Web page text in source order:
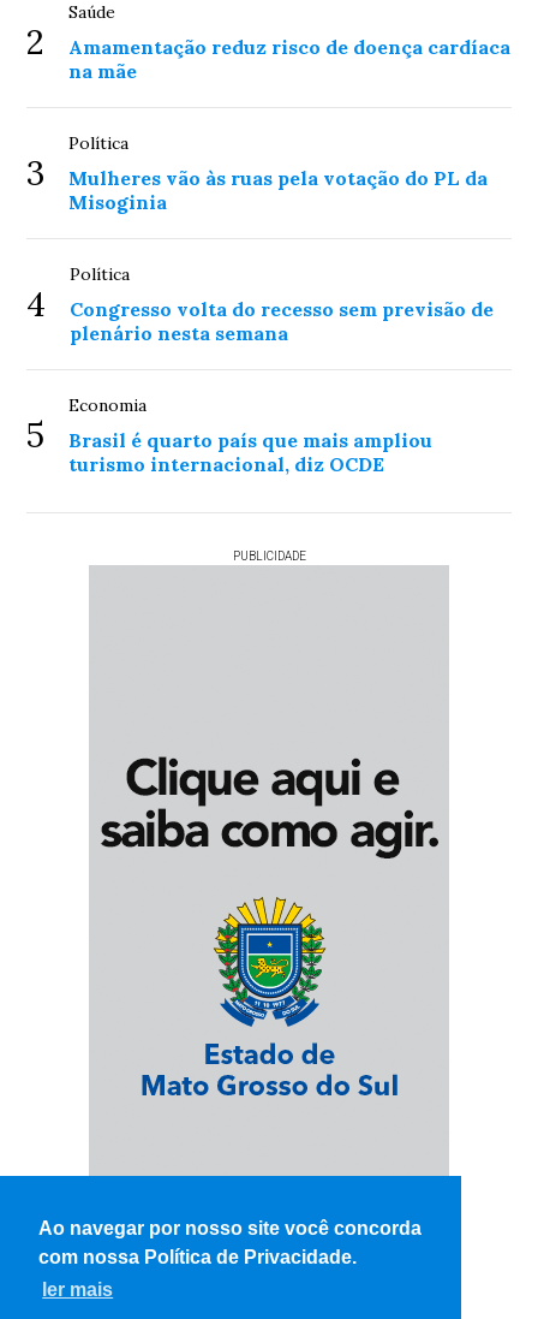
Ao navegar por nosso site você concorda
com nossa Política de Privacidade.
ler mais
2
Saúde
Amamentação reduz risco de doença cardíaca
na mãe
3
Política
Mulheres vão às ruas pela votação do PL da
Misoginia
4
Política
Congresso volta do recesso sem previsão de
plenário nesta semana
5
Economia
Brasil é quarto país que mais ampliou
turismo internacional, diz OCDE
PUBLICIDADE